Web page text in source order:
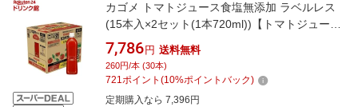
カゴメ トマトジュース食塩無添加 ラベルレス
(15本入×2セット(1本720ml))【トマトジュース
PET・缶】[リコピン ラベルレス ペットボトル]
7,786 円 送料無料
260円/本 (30本)
721ポイント (10%ポイントバック)
定期購入なら 7,396円